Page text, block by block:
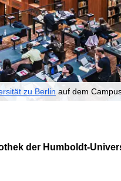
zu Berlin auf dem
der Humboldt-